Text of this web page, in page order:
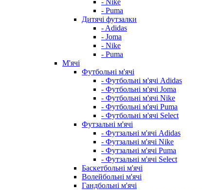
- Nike
- Puma
Дитячі футзалки
- Adidas
- Joma
- Nike
- Puma
М'ячі
Футбольні м'ячі
- Футбольні м'ячі Adidas
- Футбольні м'ячі Joma
- Футбольні м'ячі Nike
- Футбольні м'ячі Puma
- Футбольні м'ячі Select
Футзальні м'ячі
- Футзальні м'ячі Adidas
- Футзальні м'ячі Nike
- Футзальні м'ячі Puma
- Футзальні м'ячі Select
Баскетбольні м'ячі
Волейбольні м'ячі
Гандбольні м'ячі